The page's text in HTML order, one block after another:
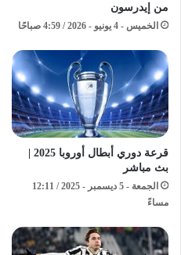
من إيدرسون
الخميس - 4 يونيو - 2026 / 4:59 صباحًا
بث مباشر
الجمعة - 5 ديسمبر - 2025 / 12:11
مساءً